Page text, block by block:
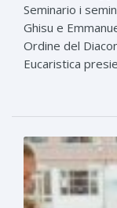
Seminario i
Ghisu e
Ordine del
Eucaristica